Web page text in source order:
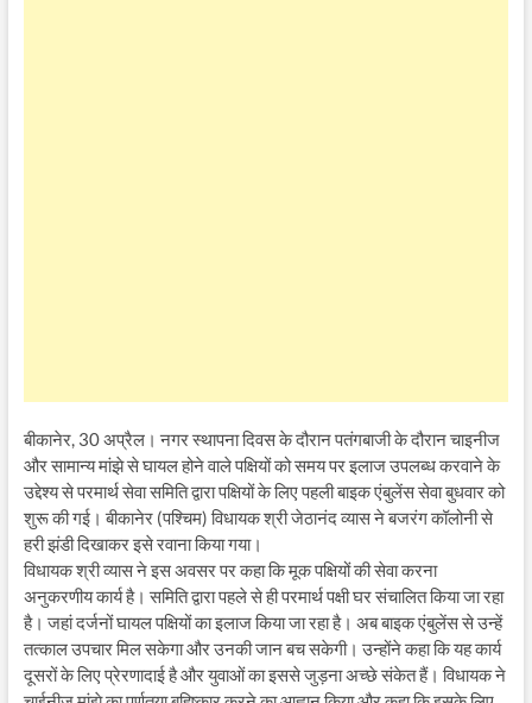
बीकानेर, 30 अप्रैल। नगर स्थापना दिवस के दौरान पतंगबाजी के दौरान चाइनीज
और सामान्य मांझे से घायल होने वाले पक्षियों को समय पर इलाज उपलब्ध करवाने के
उद्देश्य से परमार्थ सेवा समिति द्वारा पक्षियों के लिए पहली बाइक एंबुलेंस सेवा बुधवार को
शुरू की गई। बीकानेर (पश्चिम) विधायक श्री जेठानंद व्यास ने बजरंग कॉलोनी से
हरी झंडी दिखाकर इसे रवाना किया गया।
विधायक श्री व्यास ने इस अवसर पर कहा कि मूक पक्षियों की सेवा करना
अनुकरणीय कार्य है। समिति द्वारा पहले से ही परमार्थ पक्षी घर संचालित किया जा रहा
है। जहां दर्जनों घायल पक्षियों का इलाज किया जा रहा है। अब बाइक एंबुलेंस से उन्हें
तत्काल उपचार मिल सकेगा और उनकी जान बच सकेगी। उन्होंने कहा कि यह कार्य
दूसरों के लिए प्रेरणादाई है और युवाओं का इससे जुड़ना अच्छे संकेत हैं। विधायक ने